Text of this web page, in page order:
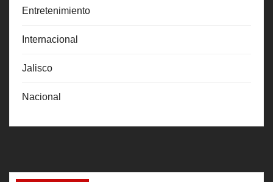
Entretenimiento
Internacional
Jalisco
Nacional